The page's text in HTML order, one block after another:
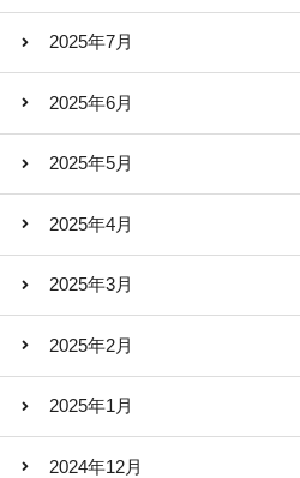
2025年7月
2025年6月
2025年5月
2025年4月
2025年3月
2025年2月
2025年1月
2024年12月